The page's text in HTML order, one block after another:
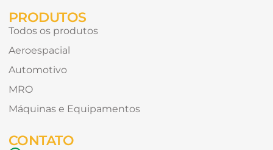
PRODUTOS
Todos os produtos
Aeroespacial
Automotivo
MRO
Máquinas e Equipamentos
CONTATO